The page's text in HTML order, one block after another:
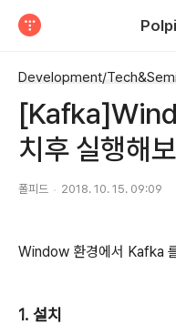
Development/
치후 실행해보
폴피드 2018. 10. 15. 09:09
Window 환경에서 Kafka
1. 설치